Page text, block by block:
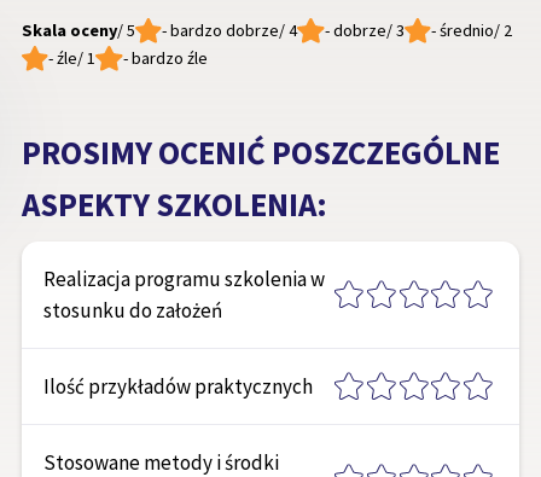
Skala oceny/ 5 - bardzo dobrze/ 4 - dobrze/ 3 - średnio/ 2
- źle/ 1 - bardzo źle
PROSIMY OCENIĆ POSZCZEGÓLNE
ASPEKTY SZKOLENIA:
Realizacja programu szkolenia w
stosunku do założeń
Ilość przykładów praktycznych
Stosowane metody i środki